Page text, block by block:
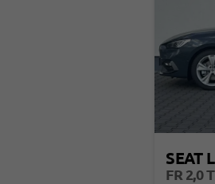
SEAT
FR 2,0